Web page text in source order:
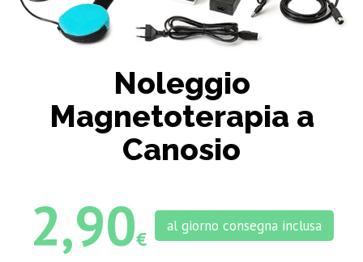
Noleggio
Magnetoterapia a
Canosio
2,90€
al giorno consegna inclusa